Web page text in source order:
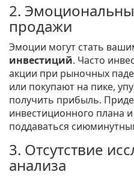
2.
продажи
Эмоции могут стать
инвестиций. Часто
акции при рыночных
или покупают на пике,
получить прибыль.
инвестиционного плана
поддаваться
3. Отсутствие
анализа